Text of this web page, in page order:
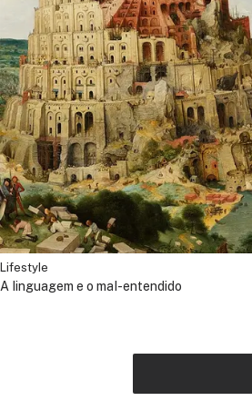
Lifestyle
A linguagem e o mal-entendido